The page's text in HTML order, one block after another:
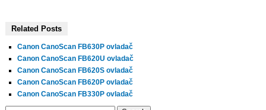
Related Posts
Canon CanoScan FB630P ovladač
Canon CanoScan FB620U ovladač
Canon CanoScan FB620S ovladač
Canon CanoScan FB620P ovladač
Canon CanoScan FB330P ovladač